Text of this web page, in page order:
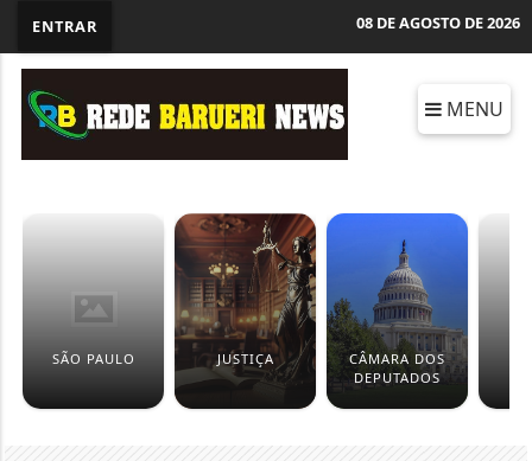
ENTRAR 08 DE AGOSTO DE 2026
MENU
SÃO PAULO JUSTIÇA
CÂMARA DOS
DEPUTADOS